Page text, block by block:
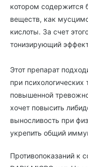
котором содержится
веществ, как
кислоты. За счет
тонизирующий
Этот препарат
при
повышенной
хочет повысить
выносливость при
укрепить общий
Противопоказаний к